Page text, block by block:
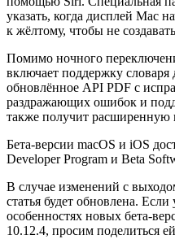
указать, когда дисплей Mac
к жёлтому, чтобы не
Помимо ночного
включает поддержку словаря
обновлённое API PDF с
раздражающих ошибок и
также получит расширенную
Бета-версии macOS и iOS
Developer Program и Beta
В случае изменений с
статья будет обновлена.
особенностях новых бета-
10.12.4, просим поделиться